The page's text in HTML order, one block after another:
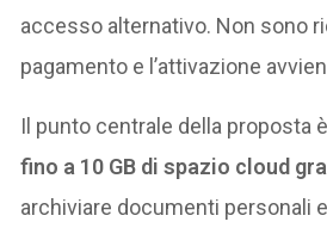
accesso alternativo. Non sono
pagamento e l’attivazione
Il punto centrale della proposta
fino a 10 GB di spazio cloud
archiviare documenti personali